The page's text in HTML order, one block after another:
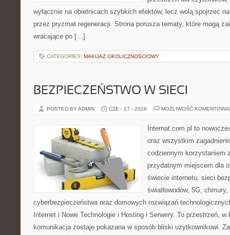
wyłącznie na obietnicach szybkich efektów, lecz wolą spojrzeć
przez pryzmat regeneracji. Strona porusza tematy, które mogą
wracające po […]
CATEGORIES: MAKIJAŻ OKOLICZNOŚCIOWY
BEZPIECZEŃSTWO W SIECI
POSTED BY ADMIN CZE - 17 - 2026 MOŻLIWOŚĆ
Internat.com.pl to
oraz wszystkim
codziennym korzystaniem
przydatnym miejscem dla
świecie internetu, sieci
światłowodów, 5G,
cyberbezpieczeństwa oraz domowych rozwiązań
Internet i Nowe Technologie i Hosting i Serwery. To przestrzeń,
komunikacja zostaje pokazana w sposób bliski użytkownikowi.